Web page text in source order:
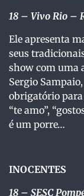
18 – Vivo Rio –
Ele apresenta
seus
show com uma
Sergio
obrigatório para
“te amo”,
é um porre…
INOCENTES
18 – SESC